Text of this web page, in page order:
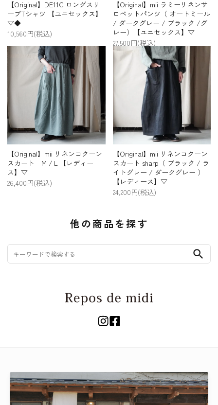
【Original】DE11C ロングスリ
ーブTシャツ 【ユニセックス】
▽◆
10,560円(税込)
【Original】mii ラミーリネンサ
ロペットパンツ（ オートミール
/ ダークグレー / ブラック /グ
レー）【ユニセックス】▽
27,500円(税込)
【Original】mii リネンコクーン
スカート M /Ｌ【レディー
ス】▽
26,400円(税込)
【Original】mii リネンコクーン
スカート sharp（ ブラック / ラ
イトグレー / ダークグレー ）
【レディース】▽
24,200円(税込)
他の商品を探す
search